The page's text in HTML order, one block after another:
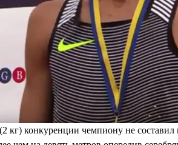
кг) конкуренции чемпиону не составил